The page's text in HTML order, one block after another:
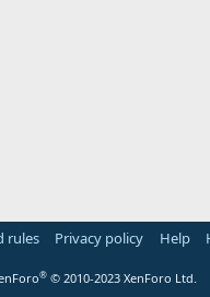
rules Privacy policy Help
® © 2010-2023 XenForo Ltd.